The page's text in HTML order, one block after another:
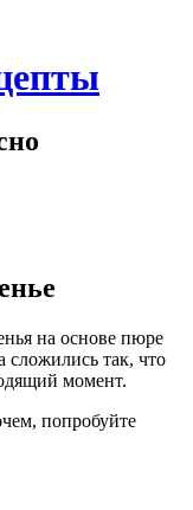
на основе пюре
сложились так, что
момент.
попробуйте